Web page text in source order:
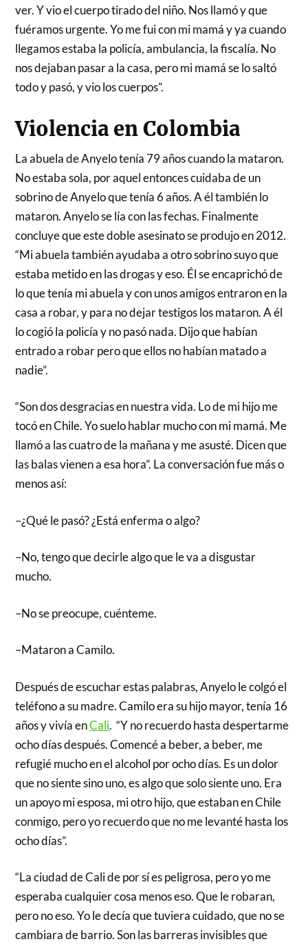
ver. Y vio el cuerpo tirado del niño. Nos llamó y que
fuéramos urgente. Yo me fui con mi mamá y ya cuando
llegamos estaba la policía, ambulancia, la fiscalía. No
nos dejaban pasar a la casa, pero mi mamá se lo saltó
todo y pasó, y vio los cuerpos”.
Violencia en Colombia
La abuela de Anyelo tenía 79 años cuando la mataron.
No estaba sola, por aquel entonces cuidaba de un
sobrino de Anyelo que tenía 6 años. A él también lo
mataron. Anyelo se lía con las fechas. Finalmente
concluye que este doble asesinato se produjo en 2012.
“Mi abuela también ayudaba a otro sobrino suyo que
estaba metido en las drogas y eso. Él se encaprichó de
lo que tenía mi abuela y con unos amigos entraron en la
casa a robar, y para no dejar testigos los mataron. A él
lo cogió la policía y no pasó nada. Dijo que habían
entrado a robar pero que ellos no habían matado a
nadie”.
“Son dos desgracias en nuestra vida. Lo de mi hijo me
tocó en Chile. Yo suelo hablar mucho con mi mamá. Me
llamó a las cuatro de la mañana y me asusté. Dicen que
las balas vienen a esa hora”. La conversación fue más o
menos así:
–¿Qué le pasó? ¿Está enferma o algo?
–No, tengo que decirle algo que le va a disgustar
mucho.
–No se preocupe, cuénteme.
–Mataron a Camilo.
Después de escuchar estas palabras, Anyelo le colgó el
teléfono a su madre. Camilo era su hijo mayor, tenía 16
años y vivía enCali. “Y no recuerdo hasta despertarme
ocho días después. Comencé a beber, a beber, me
refugié mucho en el alcohol por ocho días. Es un dolor
que no siente sino uno, es algo que solo siente uno. Era
un apoyo mi esposa, mi otro hijo, que estaban en Chile
conmigo, pero yo recuerdo que no me levanté hasta los
ocho días”.
“La ciudad de Cali de por sí es peligrosa, pero yo me
esperaba cualquier cosa menos eso. Que le robaran,
pero no eso. Yo le decía que tuviera cuidado, que no se
cambiara de barrio. Son las barreras invisibles que